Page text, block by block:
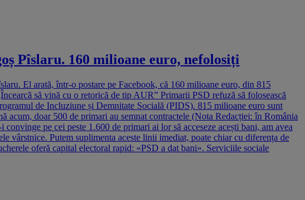
Pîslaru. 160 milioane euro, nefolosiți
El arată, într-o postare pe Facebook, că 160 milioane euro, din 815
să vină cu o retorică de tip AUR” Primarii PSD refuză să folosească
de Incluziune și Demnitate Socială (PIDS). 815 milioane euro sunt
acum, doar 500 de primari au semnat contractele (Nota Redacției: în România
pe cei peste 1.600 de primari ai lor să acceseze acești bani, am avea
Putem suplimenta aceste linii imediat, poate chiar cu diferența de
oferă capital electoral rapid: «PSD a dat bani». Serviciile sociale